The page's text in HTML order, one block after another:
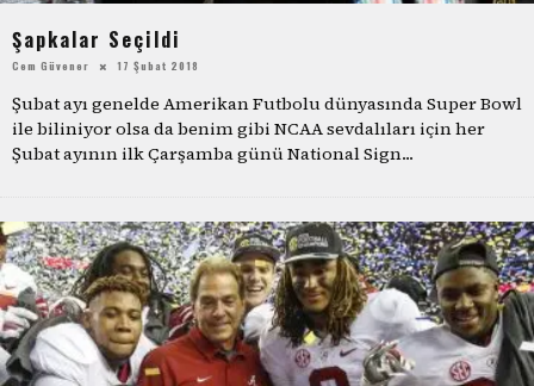
Şapkalar Seçildi
Cem Güvener 17 Şubat 2018
Şubat ayı genelde Amerikan Futbolu dünyasında Super Bowl
ile biliniyor olsa da benim gibi NCAA sevdalıları için her
Şubat ayının ilk Çarşamba günü National Sign...